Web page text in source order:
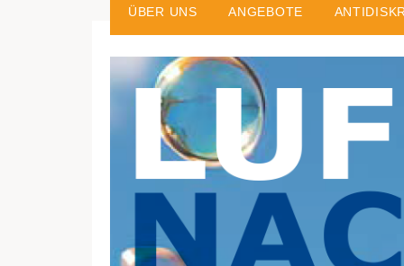
ÜBER UNS ANGEBOTE